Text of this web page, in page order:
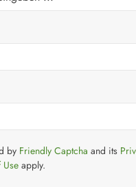
und
GmbH liefert
oder markenrechtlicher
es vorkommen, dass
Länder nicht geliefert
einen solchen
ins Zielland nicht
by Friendly Captcha and its
Useapply.